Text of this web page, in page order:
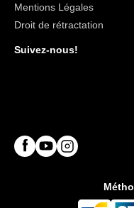
Mentions Légales
Droit de rétractation
Suivez-nous!